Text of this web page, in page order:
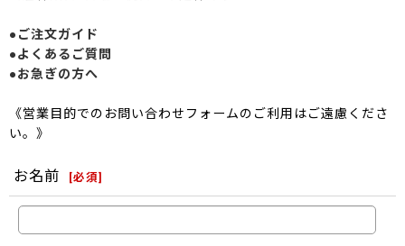
●ご注文ガイド
●よくあるご質問
●お急ぎの方へ
《営業目的でのお問い合わせフォームのご利用はご遠慮くださ
い。》
お名前 [必須]